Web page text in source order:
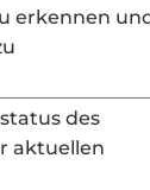
erkennen
des
aktuellen